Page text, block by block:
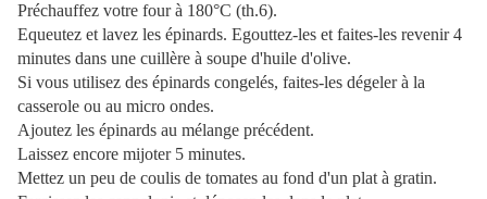
Préchauffez votre four à 180°C (th.6).
Equeutez et lavez les épinards. Egouttez-les et faites-les revenir 4
minutes dans une cuillère à soupe d'huile d'olive.
Si vous utilisez des épinards congelés, faites-les dégeler à la
casserole ou au micro ondes.
Ajoutez les épinards au mélange précédent.
Laissez encore mijoter 5 minutes.
Mettez un peu de coulis de tomates au fond d'un plat à gratin.